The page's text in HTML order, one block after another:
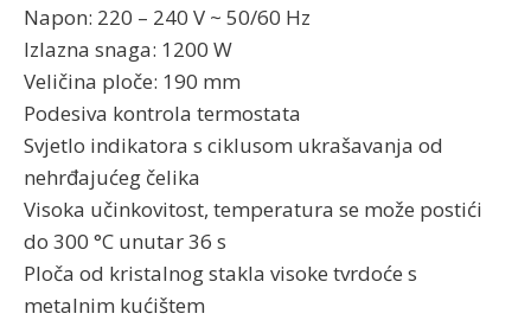
Napon: 220 – 240 V ~ 50/60 Hz
Izlazna snaga: 1200 W
Veličina ploče: 190 mm
Podesiva kontrola termostata
Svjetlo indikatora s ciklusom ukrašavanja od
nehrđajućeg čelika
Visoka učinkovitost, temperatura se može postići
do 300 °C unutar 36 s
Ploča od kristalnog stakla visoke tvrdoće s
metalnim kućištem